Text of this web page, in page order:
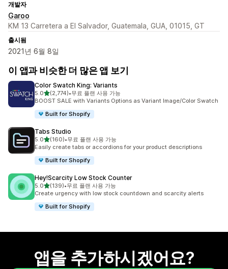
개발자
Garoo
KM 13 Carretera a El Salvador, Guatemala, GUA, 01015, GT
출시됨
2021년 6월 8일
이 앱과 비슷한 더 많은 앱 보기
Color Swatch King: Variants
5.0별 5개 중
(2,774)
총 리뷰 2774개
•무료 플랜 사용 가능
BOOST SALE with Variants Options as Variant Image/Color Swatch
Built for Shopify
Tabs Studio
5.0별 5개 중
(160)
총 리뷰 160개
•무료 플랜 사용 가능
Easily create tabs or accordions for your product descriptions
Built for Shopify
Hey!Scarcity Low Stock Counter
5.0별 5개 중
(139)
총 리뷰 139개
•무료 플랜 사용 가능
Create urgency with low stock countdown and scarcity alerts
Built for Shopify
앱을 추가하시겠어요?